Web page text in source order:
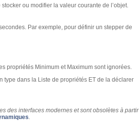
ou modifier la valeur courante de l’objet.
Par exemple, pour définir un stepper de
propriétés Minimum et Maximum sont ignorées.
type dans la Liste de propriétés ET de la déclarer
des interfaces modernes et sont obsolètes à partir